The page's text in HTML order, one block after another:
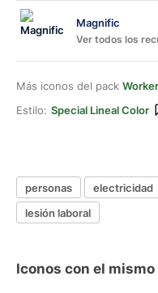
Magnific
Ver todos los
Más iconos del pack
Estilo: Special Lineal Color
personas electricidad
lesión laboral
Iconos con el